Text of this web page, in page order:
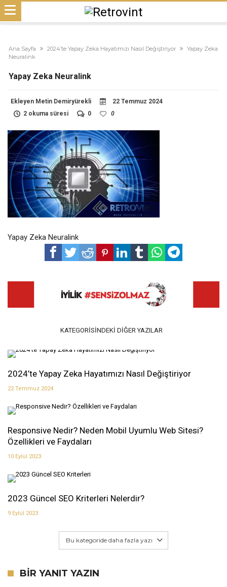
Ana Sayfa 2024’te Yapay Zeka Hayatımızı Nasıl Değiştiriyor
Yapay Zeka
Neuralink
Yapay Zeka Neuralink
Ekleyen Metin Demiryürekli
22 Temmuz 2024
2 okuma süresi
0 0
Yapay Zeka Neuralink
KATEGORISINDEKI DIĞER YAZILAR
2024’te Yapay Zeka Hayatımızı Nasıl Değiştiriyor
22 Temmuz 2024
Responsive Nedir? Neden Mobil Uyumlu Web Sitesi?
Özellikleri ve Faydaları
10 Eylül 2023
2023 Güncel SEO Kriterleri Nelerdir?
9 Eylül 2023
Bu kategoride daha fazla yazı
BIR YANIT YAZIN